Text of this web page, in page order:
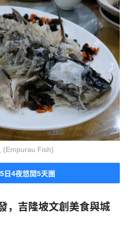
(Empurau Fish)
日4夜悠閒5天團
，吉隆坡文創美食與城